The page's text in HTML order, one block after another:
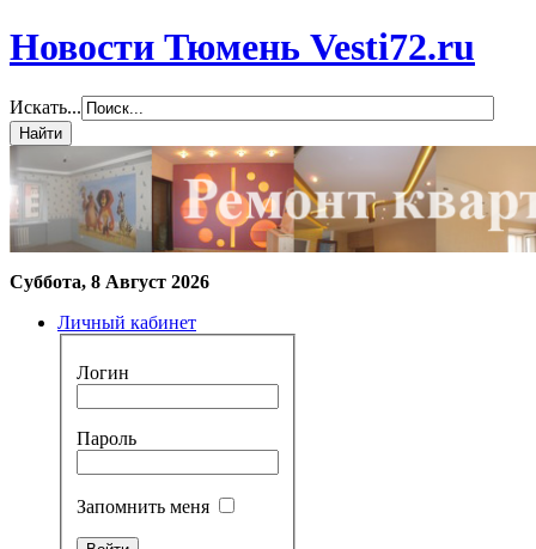
Новости Тюмень Vesti72.ru
Искать...
Суббота, 8 Август 2026
Личный кабинет
Логин
Пароль
Запомнить меня